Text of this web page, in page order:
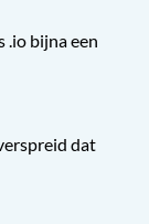
.io bijna een
dat